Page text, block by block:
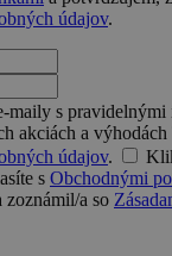
údajov.
maily s
akciách a
údajov.
s Obchodnými
zoznámil/a so